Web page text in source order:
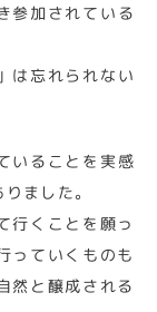
参加されている
は忘れられない
いることを実感
ました。
行くことを願っ
っていくものも
然と醸成される